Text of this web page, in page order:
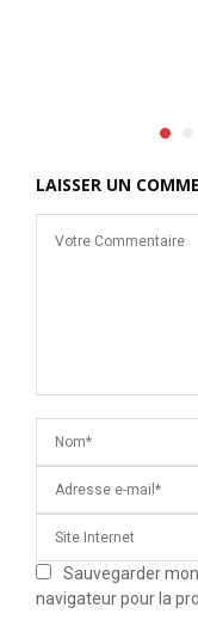
LAISSER UN
Sauvegarder
navigateur pour la